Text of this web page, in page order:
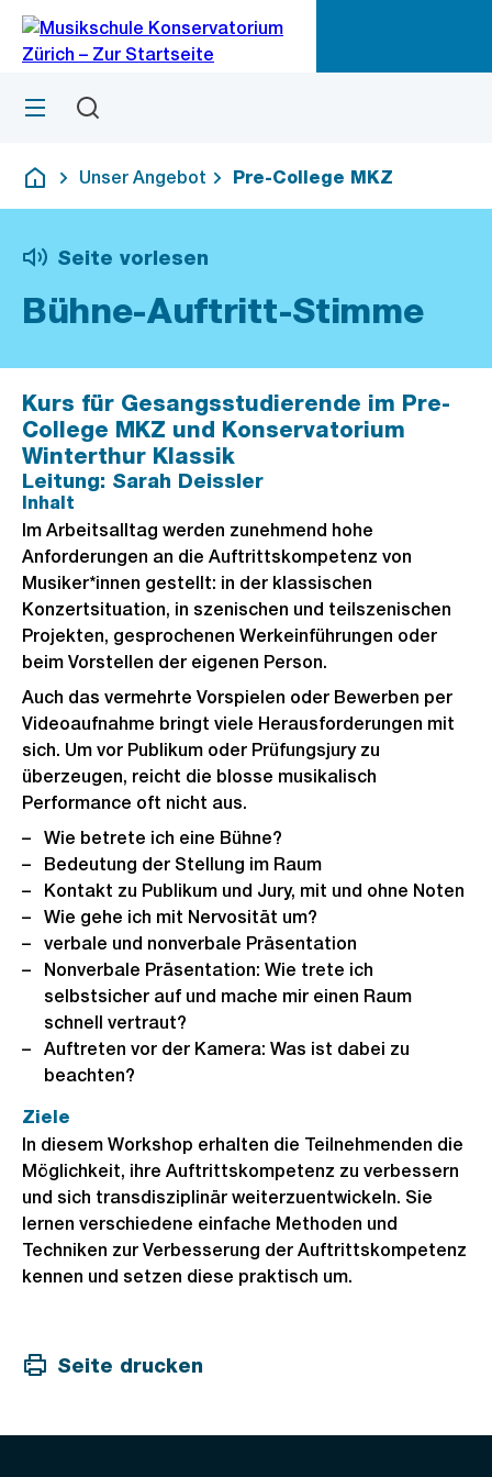
Navigation
Sprunglink
Menü
Deutsch
Unser Angebot Pre-College MKZ
Seite vorlesen
Bühne-Auftritt-Stimme
Kurs für Gesangsstudierende im Pre-
College MKZ und Konservatorium
Winterthur Klassik
Leitung: Sarah Deissler
Inhalt
Im Arbeitsalltag werden zunehmend hohe
Anforderungen an die Auftrittskompetenz von
Musiker*innen gestellt: in der klassischen
Konzertsituation, in szenischen und teilszenischen
Projekten, gesprochenen Werkeinführungen oder
beim Vorstellen der eigenen Person.
Auch das vermehrte Vorspielen oder Bewerben per
Videoaufnahme bringt viele Herausforderungen mit
sich. Um vor Publikum oder Prüfungsjury zu
überzeugen, reicht die blosse musikalisch
Performance oft nicht aus.
Wie betrete ich eine Bühne?
Bedeutung der Stellung im Raum
Kontakt zu Publikum und Jury, mit und ohne Noten
Wie gehe ich mit Nervosität um?
verbale und nonverbale Präsentation
Nonverbale Präsentation: Wie trete ich
selbstsicher auf und mache mir einen Raum
schnell vertraut?
Auftreten vor der Kamera: Was ist dabei zu
beachten?
Ziele
In diesem Workshop erhalten die Teilnehmenden die
Möglichkeit, ihre Auftrittskompetenz zu verbessern
und sich transdisziplinär weiterzuentwickeln. Sie
lernen verschiedene einfache Methoden und
Techniken zur Verbesserung der Auftrittskompetenz
kennen und setzen diese praktisch um.
Seite drucken